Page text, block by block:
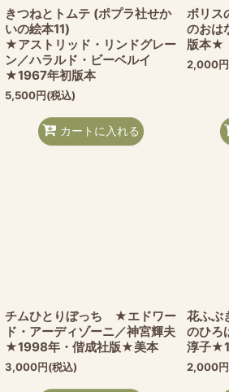
きつねとトムテ (ポプラ社せか
いの絵本11)
★アストリッド・リンドグレー
ン／ハラルド・ビーベルイ
★1967年初版本
5,500円(税込)
カートに入れる
ボリス
のお
版本★
2,000円
チムひとりぼっち ★エドワー
ド・アーディゾーニ／神宮輝夫
★1998年・偕成社版★美本
3,000円(税込)
花ふぶ
のひ
淳子
2,000円